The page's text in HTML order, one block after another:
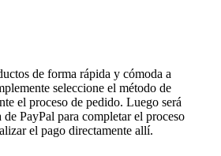
de forma rápida y cómoda a
seleccione el método de
el proceso de pedido. Luego será
PayPal para completar el proceso
el pago directamente allí.